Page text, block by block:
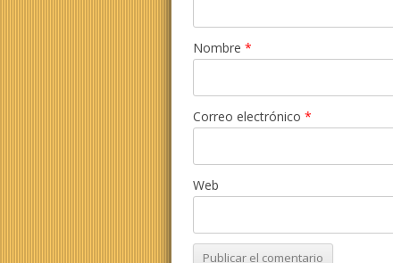
Nombre *
Correo electrónico *
Web